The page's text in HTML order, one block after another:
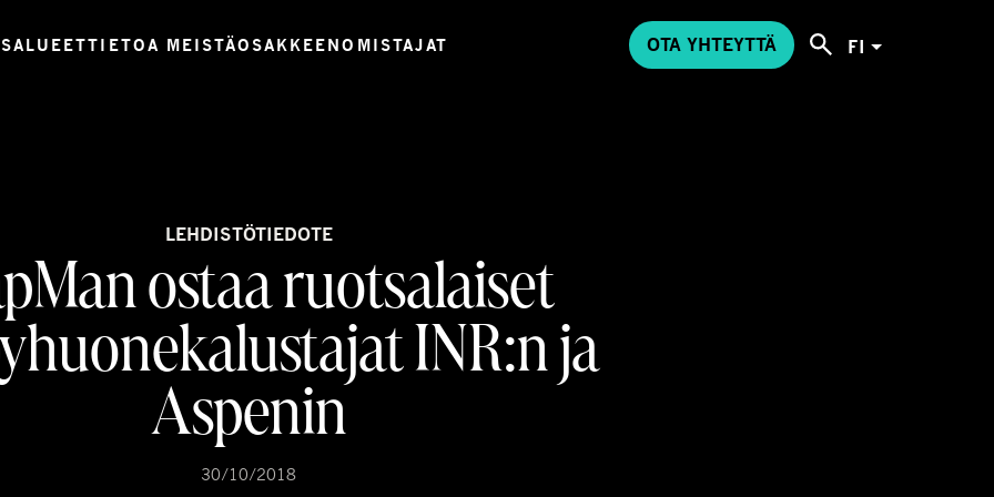
TIETOA MEISTÄOSAKKEENOMISTAJAT OTA YHTEYTTÄ FI
LEHDISTÖTIEDOTE
ostaa ruotsalaiset
INR:n ja
Aspenin
30/10/2018